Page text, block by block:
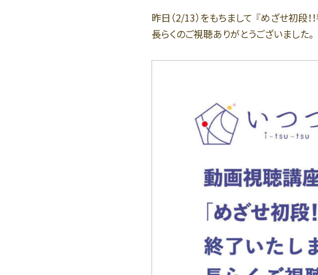
昨日（2/13）をもちまして 『めざせ初段
長らくのご視聴ありがとうございました。